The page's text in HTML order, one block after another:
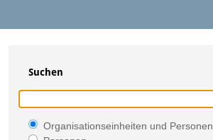
Suchen
Organisationseinheiten und Personen